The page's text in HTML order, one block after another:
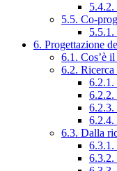
5.4.2.
5.5. Co-
5.5.1.
6. Progettazione
6.1. Cos’è
6.2.
6.2.1.
6.2.2.
6.2.3.
6.2.4.
6.3. Dalla
6.3.1.
6.3.2.